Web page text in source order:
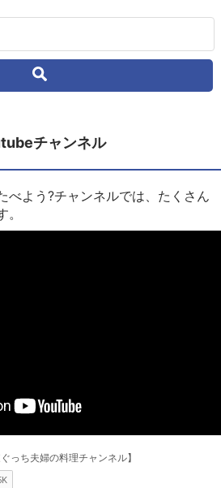
チャンネル
べよう?チャンネルでは、たくさん